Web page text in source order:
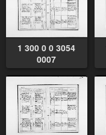
1 300 0 0 3054
0007